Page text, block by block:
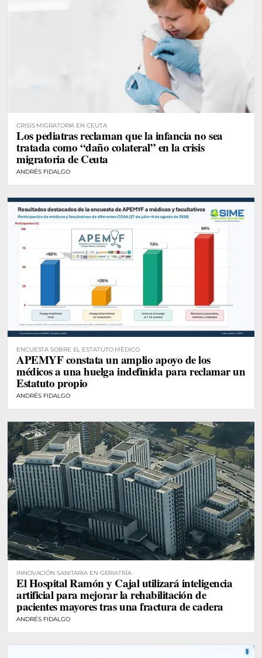
CRISIS MIGRATORIA EN CEUTA
Los pediatras reclaman que la infancia no sea
tratada como “daño colateral” en la crisis
migratoria de Ceuta
ANDRÉS FIDALGO
ENCUESTA SOBRE EL ESTATUTO MÉDICO
APEMYF constata un amplio apoyo de los
médicos a una huelga indefinida para reclamar un
Estatuto propio
ANDRÉS FIDALGO
INNOVACIÓN SANITARIA EN GERIATRÍA
El Hospital Ramón y Cajal utilizará inteligencia
artificial para mejorar la rehabilitación de
pacientes mayores tras una fractura de cadera
ANDRÉS FIDALGO